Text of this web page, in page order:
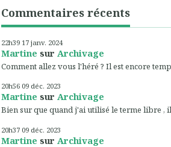
Commentaires récents
22h39 17 janv. 2024
Martine sur Archivage
Comment allez vous l'héré ? Il est encore
20h56 09 déc. 2023
Martine sur Archivage
Bien sur que quand j'ai utilisé le terme libre , il
20h37 09 déc. 2023
Martine sur Archivage